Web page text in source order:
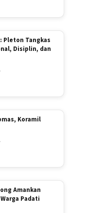
Pleton Tangkas
Disiplin, dan
Koramil
Amankan
Padati